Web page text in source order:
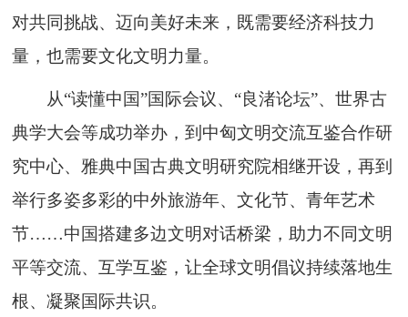
对共同挑战、迈向美好未来，既需要经济科技力
量，也需要文化文明力量。
从“读懂中国”国际会议、“良渚论坛”、世界古
典学大会等成功举办，到中匈文明交流互鉴合作研
究中心、雅典中国古典文明研究院相继开设，再到
举行多姿多彩的中外旅游年、文化节、青年艺术
节……中国搭建多边文明对话桥梁，助力不同文明
平等交流、互学互鉴，让全球文明倡议持续落地生
根、凝聚国际共识。